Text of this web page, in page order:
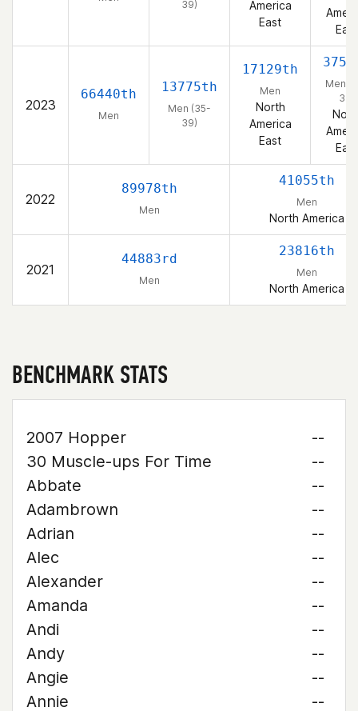
39)
America
East
East
2023
66440th
Men
13775th
Men (35-
39)
17129th
Men
North
America
East
Men
39)
East
2022
89978th
Men
41055th
Men
North America
2021
44883rd
Men
23816th
Men
North America
BENCHMARK STATS
2007 Hopper
--
30 Muscle-ups For Time
--
Abbate
--
Adambrown
--
Adrian
--
Alec
--
Alexander
--
Amanda
--
Andi
--
Andy
--
Angie
--
Annie
--